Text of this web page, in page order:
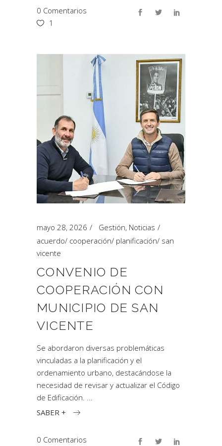
0 Comentarios
1
mayo 28, 2026 Gestión, Noticias
acuerdo/ cooperación/ planificación/ san
vicente
CONVENIO DE
COOPERACIÓN CON
MUNICIPIO DE SAN
VICENTE
Se abordaron diversas problemáticas
vinculadas a la planificación y el
ordenamiento urbano, destacándose la
necesidad de revisar y actualizar el Código
de Edificación.
SABER +
0 Comentarios